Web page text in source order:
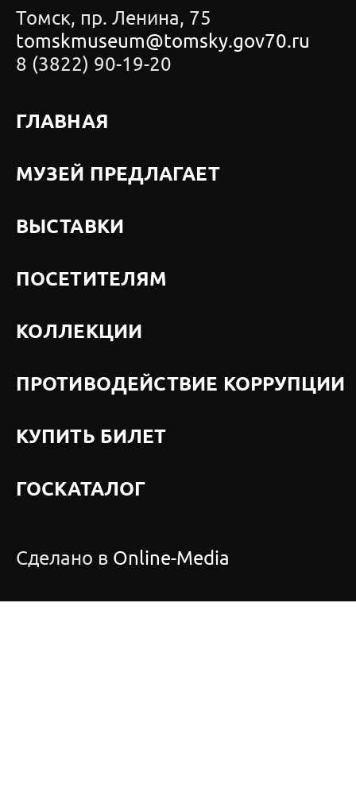
Томск, пр. Ленина, 75
tomskmuseum@tomsky.gov70.ru
8 (3822) 90-19-20
ГЛАВНАЯ
МУЗЕЙ ПРЕДЛАГАЕТ
ВЫСТАВКИ
ПОСЕТИТЕЛЯМ
КОЛЛЕКЦИИ
ПРОТИВОДЕЙСТВИЕ КОРРУПЦИИ
КУПИТЬ БИЛЕТ
ГОСКАТАЛОГ
Сделано в Online-Media